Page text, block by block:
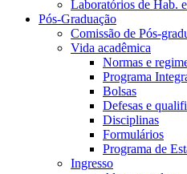
Laboratórios de Hab.
Pós-Graduação
Comissão de Pós-
Vida acadêmica
Normas e
Programa
Bolsas
Defesas e
Disciplinas
Formulários
Programa de
Ingresso